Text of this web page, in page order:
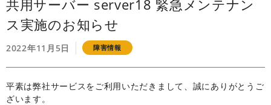
共用サーバー server18 緊急メンテナン
ス実施のお知らせ
2022年11月5日 障害情報
平素は弊社サービスをご利用いただきまして、誠にありがとうご
ざいます。